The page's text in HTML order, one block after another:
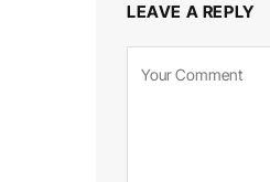
LEAVE A REPLY